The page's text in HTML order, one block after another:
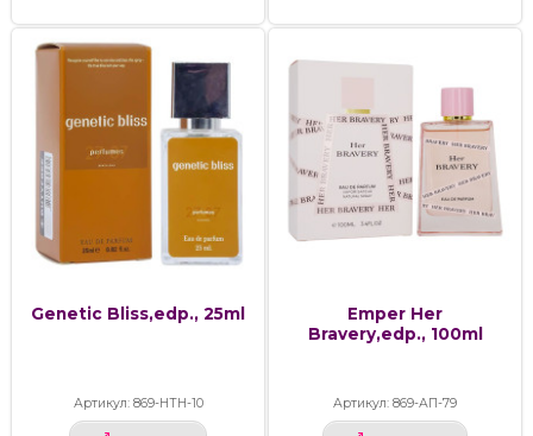
Genetic Bliss,edp., 25ml
Артикул: 869-НТН-10
Emper Her
Bravery,edp., 100ml
Артикул: 869-АП-79